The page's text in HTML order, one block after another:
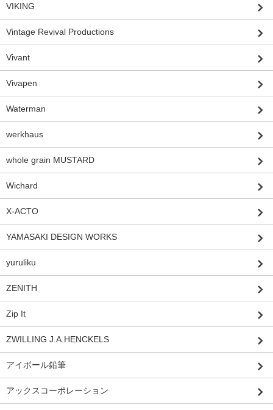
VIKING
Vintage Revival Productions
Vivant
Vivapen
Waterman
werkhaus
whole grain MUSTARD
Wichard
X-ACTO
YAMASAKI DESIGN WORKS
yuruliku
ZENITH
Zip It
ZWILLING J.A.HENCKELS
アイボール鉛筆
アックスコーポレーション